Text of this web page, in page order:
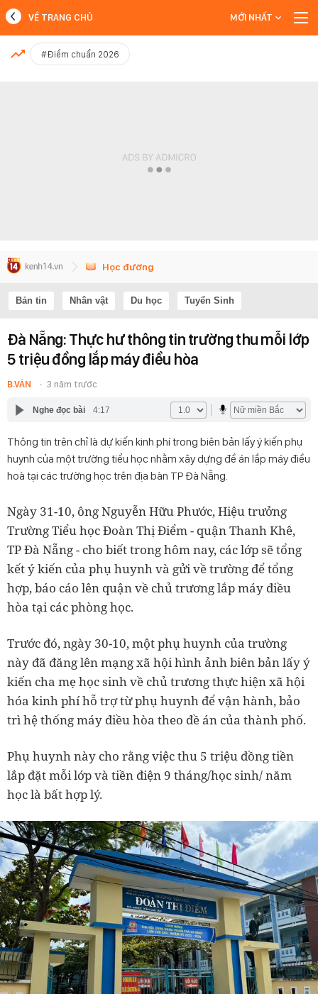
MỚI NHẤT
VỀ TRANG CHỦ MỚI NHẤT
#Điểm chuẩn 2026
Học đường
Bản tin Nhân vật Du học Tuyển Sinh
Đà Nẵng: Thực hư thông tin trường thu mỗi lớp
5 triệu đồng lắp máy điều hòa
B.VÂN 3 năm trước
Nghe đọc bài 4:17
Thông tin trên chỉ là dự kiến kinh phí trong biên bản lấy ý kiến phụ
huynh của một trường tiểu học nhằm xây dựng đề án lắp máy điều
hoà tại các trường học trên địa bàn TP Đà Nẵng.
Ngày 31-10, ông Nguyễn Hữu Phước, Hiệu trưởng
Trường Tiểu học Đoàn Thị Điểm - quận Thanh Khê,
TP Đà Nẵng - cho biết trong hôm nay, các lớp sẽ tổng
kết ý kiến của phụ huynh và gửi về trường để tổng
hợp, báo cáo lên quận về chủ trương lắp máy điều
hòa tại các phòng học.
Trước đó, ngày 30-10, một phụ huynh của trường
này đã đăng lên mạng xã hội hình ảnh biên bản lấy ý
kiến cha mẹ học sinh về chủ trương thực hiện xã hội
hóa kinh phí hỗ trợ từ phụ huynh để vận hành, bảo
trì hệ thống máy điều hòa theo đề án của thành phố.
Phụ huynh này cho rằng việc thu 5 triệu đồng tiền
lắp đặt mỗi lớp và tiền điện 9 tháng/học sinh/ năm
học là bất hợp lý.